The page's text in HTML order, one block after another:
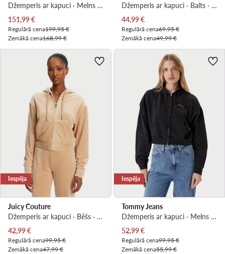
Džemperis ar kapuci · Melns · Regular Fit
Pašreizējā cena
151,99€
Regulārā cena199,95 €
Zemākā cena168,99 €
Džemperis ar kapuci · Balts · Slim Fit
Pašreizējā cena
44,99€
Regulārā cena69,95 €
Zemākā cena49,99 €
Iespēja
Juicy Couture
Džemperis ar kapuci · Bēšs · Relaxed Fit
Pašreizējā cena
42,99€
Regulārā cena99,95 €
Zemākā cena47,99 €
Iespēja
Tommy Jeans
Džemperis ar kapuci · Melns · Relaxed Fit
Pašreizējā cena
52,99€
Regulārā cena99,95 €
Zemākā cena55,99 €